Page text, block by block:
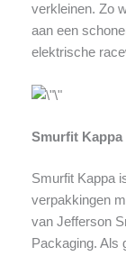
verkleinen. Zo
aan een
elektrische
Smurfit Kappa
Smurfit Kappa
verpakkingen
van Jefferson
Packaging. Als